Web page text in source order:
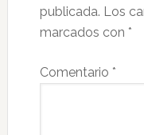
publicada. Los
marcados con *
Comentario *